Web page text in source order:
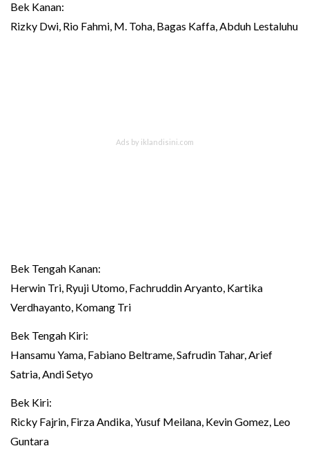
Bek Kanan:
Rizky Dwi, Rio Fahmi, M. Toha, Bagas Kaffa, Abduh Lestaluhu
Bek Tengah Kanan:
Herwin Tri, Ryuji Utomo, Fachruddin Aryanto, Kartika
Verdhayanto, Komang Tri
Bek Tengah Kiri:
Hansamu Yama, Fabiano Beltrame, Safrudin Tahar, Arief
Satria, Andi Setyo
Bek Kiri:
Ricky Fajrin, Firza Andika, Yusuf Meilana, Kevin Gomez, Leo
Guntara